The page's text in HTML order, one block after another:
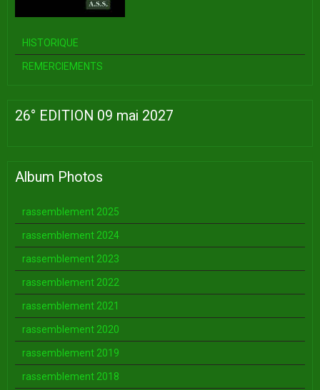
HISTORIQUE
REMERCIEMENTS
26° EDITION 09 mai 2027
Album Photos
rassemblement 2025
rassemblement 2024
rassemblement 2023
rassemblement 2022
rassemblement 2021
rassemblement 2020
rassemblement 2019
rassemblement 2018